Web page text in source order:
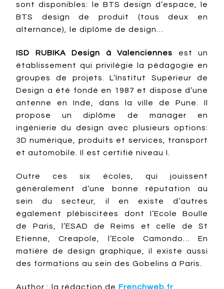
sont disponibles: le BTS design d’espace, le
BTS design de produit (tous deux en
alternance), le diplôme de design…
ISD RUBIKA Design à Valenciennes est un
établissement qui privilégie la pédagogie en
groupes de projets. L’Institut Supérieur de
Design a été fondé en 1987 et dispose d’une
antenne en Inde, dans la ville de Pune. Il
propose un diplôme de manager en
ingénierie du design avec plusieurs options:
3D numérique, produits et services, transport
et automobile. Il est certifié niveau I.
Outre ces six écoles, qui jouissent
généralement d’une bonne réputation au
sein du secteur, il en existe d’autres
également plébiscitées dont l’Ecole Boulle
de Paris, l’ESAD de Reims et celle de St
Etienne, Creapole, l’Ecole Camondo… En
matière de design graphique, il existe aussi
des formations au sein des Gobelins à Paris.
Author : la rédaction de Frenchweb.fr